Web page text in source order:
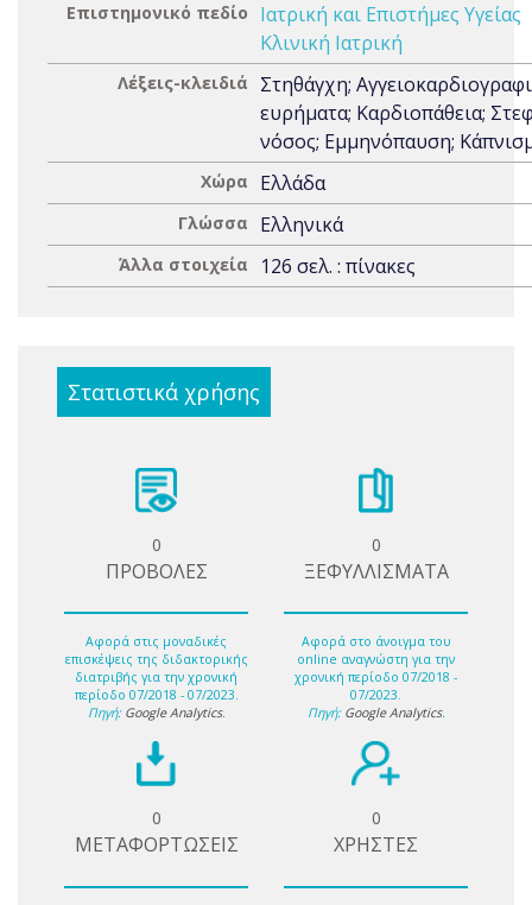
Επιστημονικό πεδίο
Ιατρική και Επιστήμες Υγείας
Κλινική Ιατρική
Λέξεις-κλειδιά
Στηθάγχη;
ευρήματα; Καρδιοπάθεια;
νόσος; Εμμηνόπαυση;
Χώρα Ελλάδα
Γλώσσα Ελληνικά
Άλλα στοιχεία 126 σελ. : πίνακες
Στατιστικά χρήσης
0
ΠΡΟΒΟΛΕΣ
Αφορά στις μοναδικές
επισκέψεις της διδακτορικής
διατριβής για την χρονική
περίοδο 07/2018 - 07/2023.
Πηγή: Google Analytics.
0
ΞΕΦΥΛΛΙΣΜΑΤΑ
Αφορά στο άνοιγμα του
online αναγνώστη για την
χρονική περίοδο 07/2018 -
07/2023.
Πηγή: Google Analytics.
0
ΜΕΤΑΦΟΡΤΩΣΕΙΣ
0
ΧΡΗΣΤΕΣ